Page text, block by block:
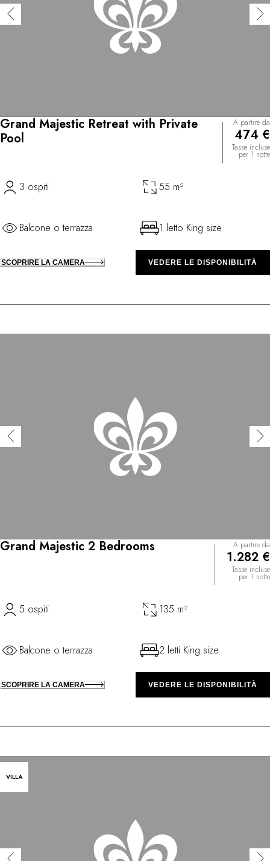
Grand Majestic Retreat with Private
Pool
A partire da
474 €
Tasse incluse
per 1 notte
3 ospiti 55 m²
Balcone o terrazza 1 letto King size
SCOPRIRE LA CAMERA VEDERE LE DISPONIBILITÀ
Grand Majestic 2 Bedrooms A partire da
1.282 €
Tasse incluse
per 1 notte
5 ospiti 135 m²
Balcone o terrazza 2 letti King size
SCOPRIRE LA CAMERA VEDERE LE DISPONIBILITÀ
VILLA